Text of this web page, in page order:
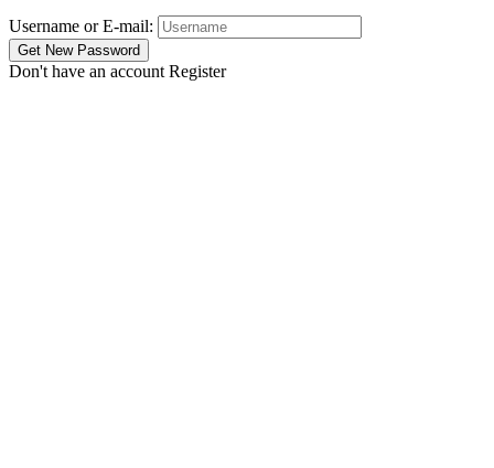
Username or E-mail:
Don't have an account Register